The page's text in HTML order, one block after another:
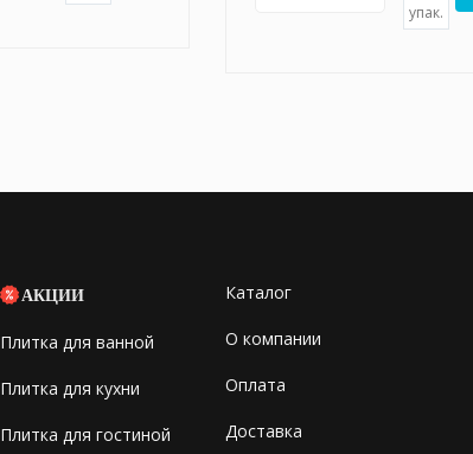
упак.
АКЦИИ
Плитка для ванной
Плитка для кухни
Плитка для гостиной
Каталог
О компании
Оплата
Доставка